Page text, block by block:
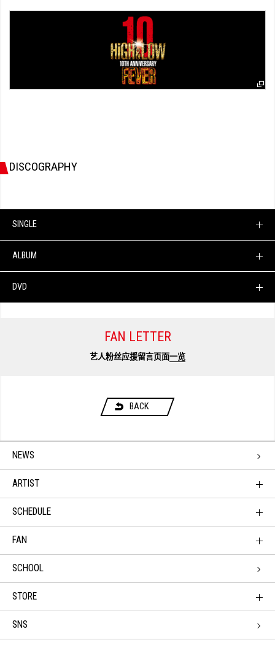
DISCOGRAPHY
SINGLE
ALBUM
DVD
FAN LETTER
艺人粉丝应援留言页面一览
BACK
NEWS
ARTIST
SCHEDULE
FAN
SCHOOL
STORE
SNS